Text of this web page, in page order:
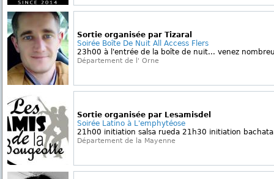
Sortie organisée par Tizaral
Soirée Boîte De Nuit All Access Flers
23h00 à l'entrée de la boîte de nuit... venez
Département de l' Orne
Sortie organisée par Lesamisdel
Soirée Latino à L'emphytéose
21h00 initiation salsa rueda 21h30 initiation
Département de la Mayenne